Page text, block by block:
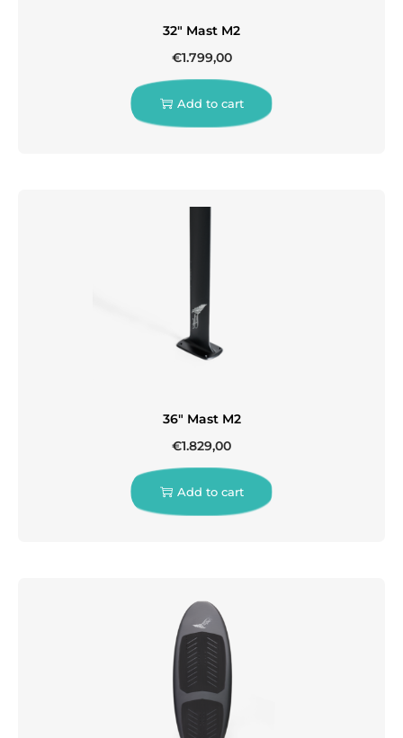
32″ Mast M2
€1.799,00
Add to cart
36″ Mast M2
€1.829,00
Add to cart